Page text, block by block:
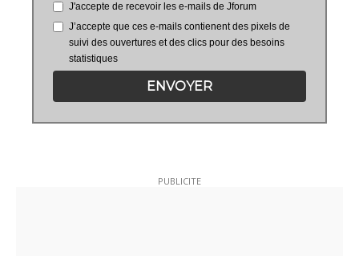
J'accepte de recevoir les e-mails de Jforum
J’accepte que ces e-mails contienent des pixels de
suivi des ouvertures et des clics pour des besoins
statistiques
ENVOYER